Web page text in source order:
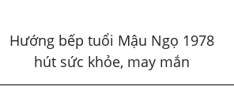
Hướng bếp tuổi Mậu Ngọ 1978
hút sức khỏe, may mắn